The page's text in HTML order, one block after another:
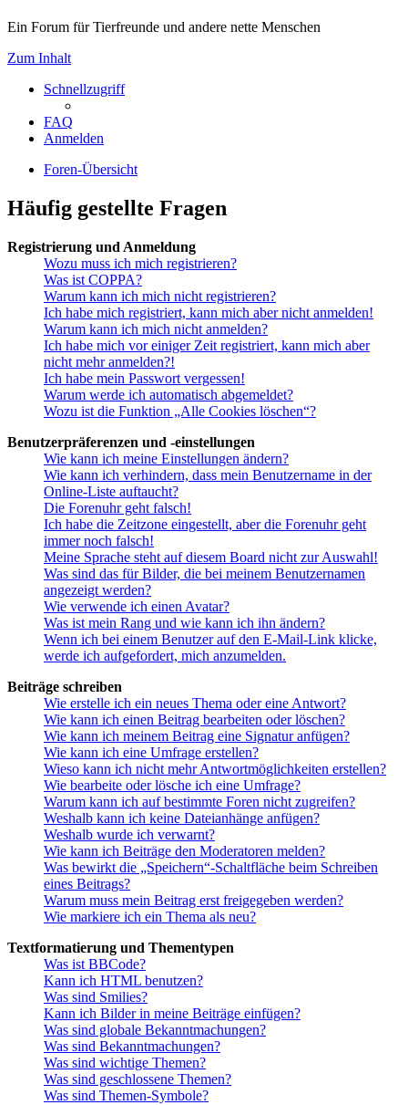
Ein Forum für Tierfreunde und andere nette Menschen
Zum Inhalt
Schnellzugriff
FAQ
Anmelden
Foren-Übersicht
Häufig gestellte Fragen
Registrierung und Anmeldung
Wozu muss ich mich registrieren?
Was ist COPPA?
Warum kann ich mich nicht registrieren?
Ich habe mich registriert, kann mich aber nicht anmelden!
Warum kann ich mich nicht anmelden?
Ich habe mich vor einiger Zeit registriert, kann mich aber
nicht mehr anmelden?!
Ich habe mein Passwort vergessen!
Warum werde ich automatisch abgemeldet?
Wozu ist die Funktion „Alle Cookies löschen“?
Benutzerpräferenzen und -einstellungen
Wie kann ich meine Einstellungen ändern?
Wie kann ich verhindern, dass mein Benutzername in der
Online-Liste auftaucht?
Die Forenuhr geht falsch!
Ich habe die Zeitzone eingestellt, aber die Forenuhr geht
immer noch falsch!
Meine Sprache steht auf diesem Board nicht zur Auswahl!
Was sind das für Bilder, die bei meinem Benutzernamen
angezeigt werden?
Wie verwende ich einen Avatar?
Was ist mein Rang und wie kann ich ihn ändern?
Wenn ich bei einem Benutzer auf den E-Mail-Link klicke,
werde ich aufgefordert, mich anzumelden.
Beiträge schreiben
Wie erstelle ich ein neues Thema oder eine Antwort?
Wie kann ich einen Beitrag bearbeiten oder löschen?
Wie kann ich meinem Beitrag eine Signatur anfügen?
Wie kann ich eine Umfrage erstellen?
Wieso kann ich nicht mehr Antwortmöglichkeiten erstellen?
Wie bearbeite oder lösche ich eine Umfrage?
Warum kann ich auf bestimmte Foren nicht zugreifen?
Weshalb kann ich keine Dateianhänge anfügen?
Weshalb wurde ich verwarnt?
Wie kann ich Beiträge den Moderatoren melden?
Was bewirkt die „Speichern“-Schaltfläche beim Schreiben
eines Beitrags?
Warum muss mein Beitrag erst freigegeben werden?
Wie markiere ich ein Thema als neu?
Textformatierung und Thementypen
Was ist BBCode?
Kann ich HTML benutzen?
Was sind Smilies?
Kann ich Bilder in meine Beiträge einfügen?
Was sind globale Bekanntmachungen?
Was sind Bekanntmachungen?
Was sind wichtige Themen?
Was sind geschlossene Themen?
Was sind Themen-Symbole?